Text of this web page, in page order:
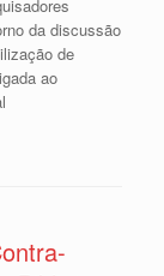
da discussão
de
ao